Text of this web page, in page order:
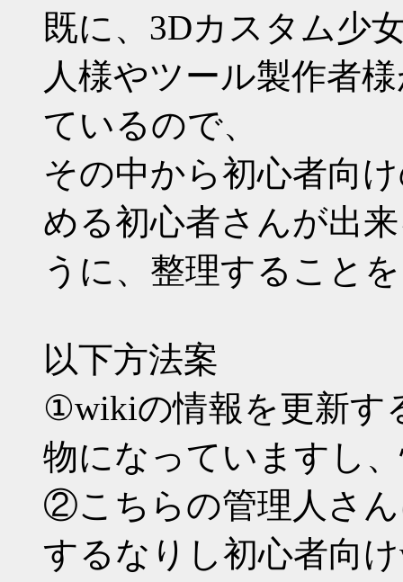
既に、3Dカスタム少
人様やツール製作者
ているので、
その中から初心者向
める初心者さんが出
うに、整理すること
以下方法案
①wikiの情報を更新す
物になっていますし
②こちらの管理人さ
するなりし初心者向